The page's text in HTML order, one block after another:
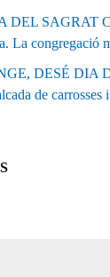
DEL SAGRAT
La congregació
DESÉ DIA
de carrosses